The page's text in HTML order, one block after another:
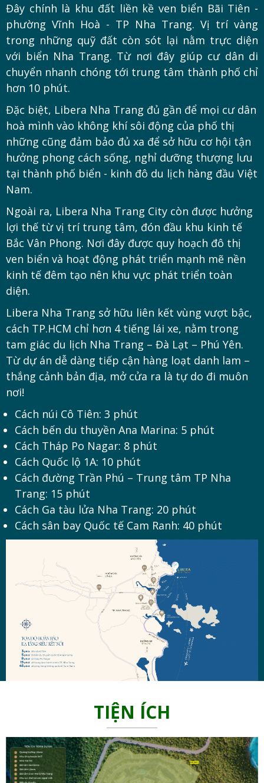
Đây chính là khu đất liền kề ven biển Bãi Tiên -
phường Vĩnh Hoà - TP Nha Trang. Vị trí vàng
trong những quỹ đất còn sót lại nằm trực diện
với biển Nha Trang. Từ nơi đây giúp cư dân di
chuyển nhanh chóng tới trung tâm thành phố chỉ
hơn 10 phút.
Đặc biệt, Libera Nha Trang đủ gần để mọi cư dân
hoà mình vào không khí sôi động của phố thị
những cũng đảm bảo đủ xa để sở hữu cơ hội tận
hưởng phong cách sống, nghỉ dưỡng thượng lưu
tại thành phố biển - kinh đô du lịch hàng đầu Việt
Nam.
Ngoài ra, Libera Nha Trang City còn được hưởng
lợi thế từ vị trí trung tâm, đón đầu khu kinh tế
Bắc Vân Phong. Nơi đây được quy hoạch đô thị
ven biển và hoạt động phát triển mạnh mẽ nền
kinh tế đêm tạo nên khu vực phát triển toàn
diện.
Libera Nha Trang sở hữu liên kết vùng vượt bậc,
cách TP.HCM chỉ hơn 4 tiếng lái xe, nằm trong
tam giác du lịch Nha Trang – Đà Lạt – Phú Yên.
Từ dự án dễ dàng tiếp cận hàng loạt danh lam –
thắng cảnh bản địa, mở cửa ra là tự do đi muôn
nơi!
Cách núi Cô Tiên: 3 phút
Cách bến du thuyền Ana Marina: 5 phút
Cách Tháp Po Nagar: 8 phút
Cách Quốc lộ 1A: 10 phút
Cách đường Trần Phú – Trung tâm TP Nha
Trang: 15 phút
Cách Ga tàu lửa Nha Trang: 20 phút
Cách sân bay Quốc tế Cam Ranh: 40 phút
TIỆN ÍCH